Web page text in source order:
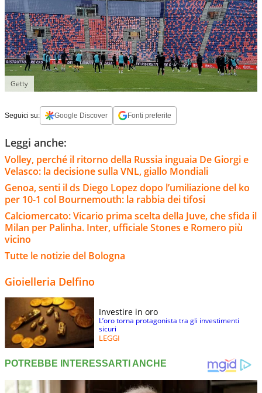
Getty
Seguici su: Google Discover Fonti preferite
Leggi anche:
Volley, perché il ritorno della Russia inguaia De Giorgi e
Velasco: la decisione sulla VNL, giallo Mondiali
Genoa, senti il ds Diego Lopez dopo l’umiliazione del ko
per 10-1 col Bournemouth: la rabbia dei tifosi
Calciomercato: Vicario prima scelta della Juve, che sfida il
Milan per Palinha. Inter, ufficiale Stones e Romero più
vicino
Tutte le notizie del Bologna
Gioielleria Delfino
Investire in oro
L’oro torna protagonista tra gli investimenti
sicuri
LEGGI